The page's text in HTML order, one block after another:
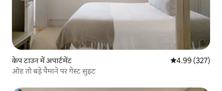
केप टाउन में अपार्टमेंट औसत रेटिंग 5 में से
4.99 (327)
ओह तो बड़े पैमाने पर गेस्ट सुइट